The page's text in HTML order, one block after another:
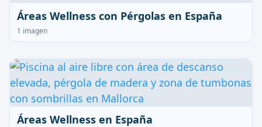
Áreas Wellness con Pérgolas en España
1 imagen
Áreas Wellness en España